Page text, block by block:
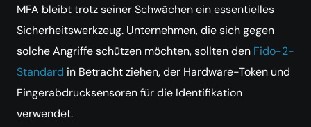
MFA bleibt trotz seiner Schwächen ein essentielles
Sicherheitswerkzeug. Unternehmen, die sich gegen
solche Angriffe schützen möchten, sollten den Fido-2-
Standard in Betracht ziehen, der Hardware-Token und
Fingerabdrucksensoren für die Identifikation
verwendet.